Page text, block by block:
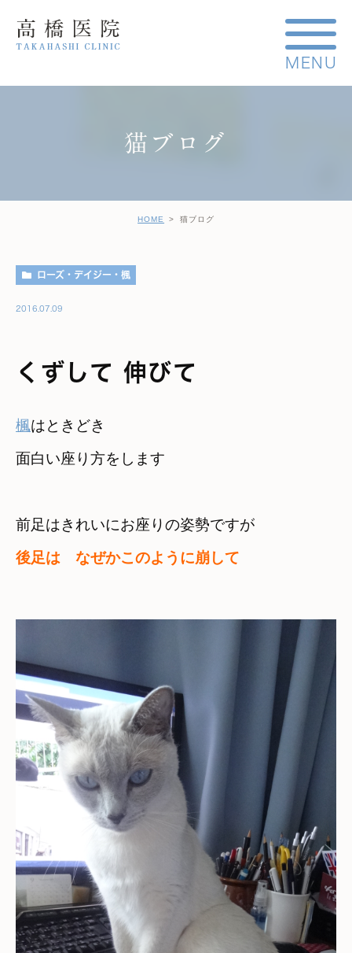
猫ブログ
HOME 猫ブログ
ローズ・デイジー・楓
2016.07.09
くずして 伸びて
楓はときどき
面白い座り方をします
後足は　なぜかこのように崩して